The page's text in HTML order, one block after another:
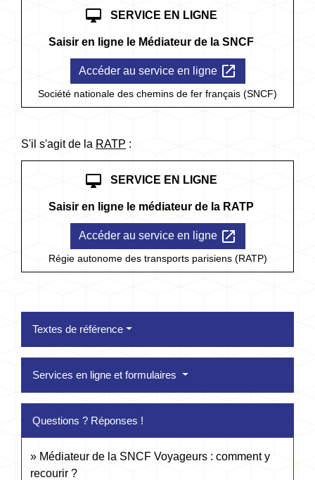
desktop_mac SERVICE EN LIGNE
Saisir en ligne le Médiateur de la SNCF
Accéder au service en ligne open_in_new
Société nationale des chemins de fer français (SNCF)
S'il s'agit de la RATP :
desktop_mac SERVICE EN LIGNE
Saisir en ligne le médiateur de la RATP
Accéder au service en ligne open_in_new
Régie autonome des transports parisiens (RATP)
Textes de référence
Services en ligne et formulaires
Questions ? Réponses !
Médiateur de la SNCF Voyageurs : comment y
recourir ?